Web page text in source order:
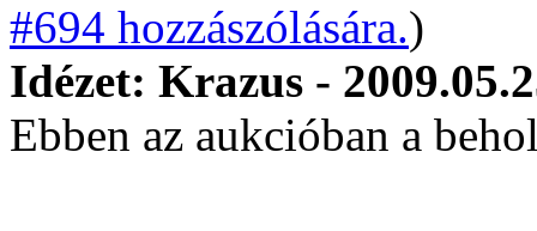
#694 hozzászólására.)
Idézet: Krazus -
Ebben az aukcióban a